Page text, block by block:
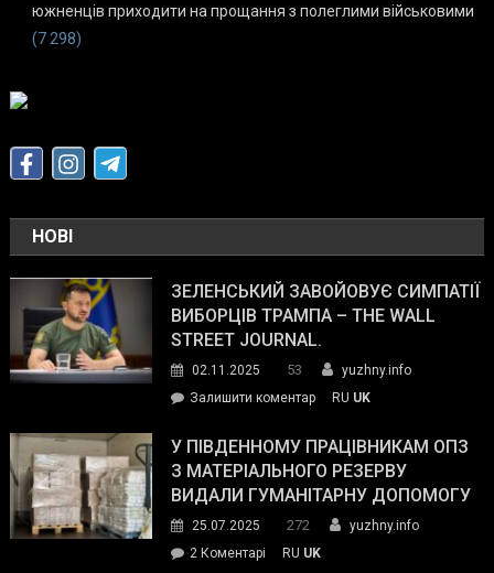
южненців приходити на прощання з полеглими військовими
(7 298)
НОВІ
ЗЕЛЕНСЬКИЙ ЗАВОЙОВУЄ СИМПАТІЇ
ВИБОРЦІВ ТРАМПА – THE WALL
STREET JOURNAL.
02.11.2025 53
yuzhny.info
Залишити коментарon
завойовує
симпатії
виборців
The
RU UK
У ПІВДЕННОМУ ПРАЦІВНИКАМ ОПЗ
З МАТЕРІАЛЬНОГО РЕЗЕРВУ
ВИДАЛИ ГУМАНІТАРНУ ДОПОМОГУ
25.07.2025 272
yuzhny.info
2 Коментарі
RU UK